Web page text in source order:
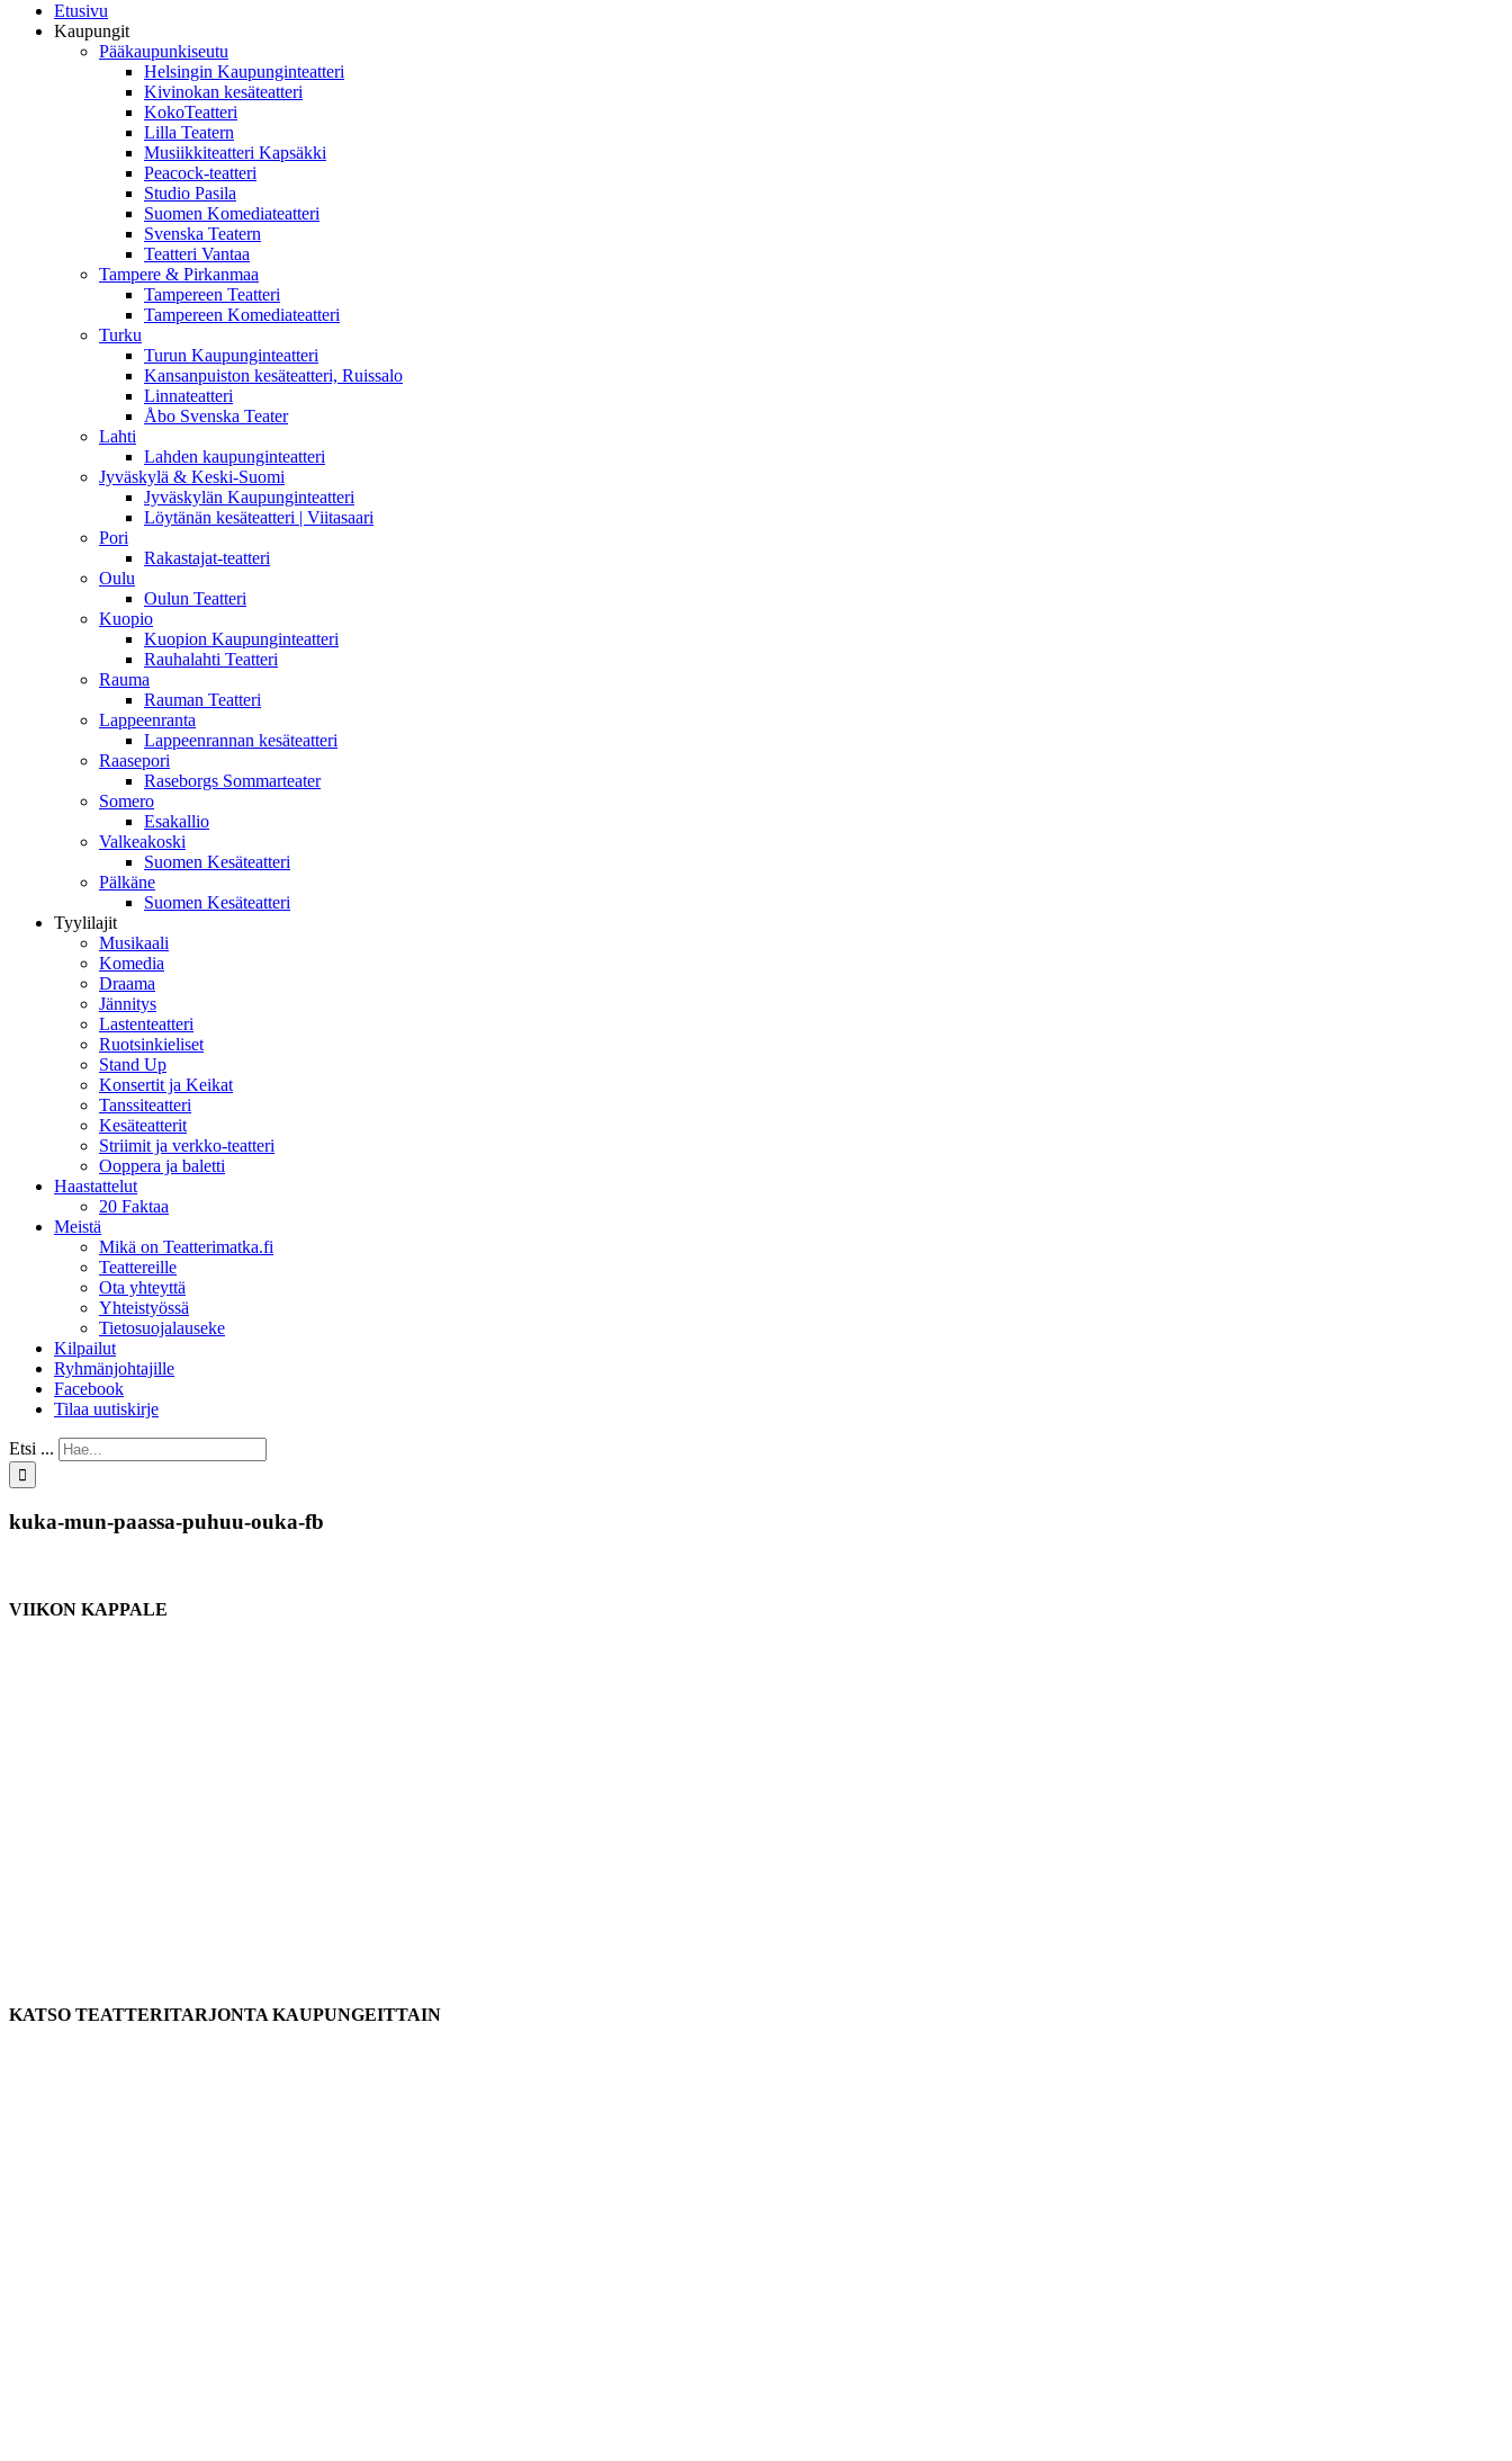
Etusivu
Kaupungit
Pääkaupunkiseutu
Helsingin Kaupunginteatteri
Kivinokan kesäteatteri
KokoTeatteri
Lilla Teatern
Musiikkiteatteri Kapsäkki
Peacock-teatteri
Studio Pasila
Suomen Komediateatteri
Svenska Teatern
Teatteri Vantaa
Tampere & Pirkanmaa
Tampereen Teatteri
Tampereen Komediateatteri
Turku
Turun Kaupunginteatteri
Kansanpuiston kesäteatteri, Ruissalo
Linnateatteri
Åbo Svenska Teater
Lahti
Lahden kaupunginteatteri
Jyväskylä & Keski-Suomi
Jyväskylän Kaupunginteatteri
Löytänän kesäteatteri | Viitasaari
Pori
Rakastajat-teatteri
Oulu
Oulun Teatteri
Kuopio
Kuopion Kaupunginteatteri
Rauhalahti Teatteri
Rauma
Rauman Teatteri
Lappeenranta
Lappeenrannan kesäteatteri
Raasepori
Raseborgs Sommarteater
Somero
Esakallio
Valkeakoski
Suomen Kesäteatteri
Pälkäne
Suomen Kesäteatteri
Tyylilajit
Musikaali
Komedia
Draama
Jännitys
Lastenteatteri
Ruotsinkieliset
Stand Up
Konsertit ja Keikat
Tanssiteatteri
Kesäteatterit
Striimit ja verkko-teatteri
Ooppera ja baletti
Haastattelut
20 Faktaa
Meistä
Mikä on Teatterimatka.fi
Teattereille
Ota yhteyttä
Yhteistyössä
Tietosuojalauseke
Kilpailut
Ryhmänjohtajille
Facebook
Tilaa uutiskirje
Etsi ...
kuka-mun-paassa-puhuu-ouka-fb
VIIKON KAPPALE
KATSO TEATTERITARJONTA KAUPUNGEITTAIN